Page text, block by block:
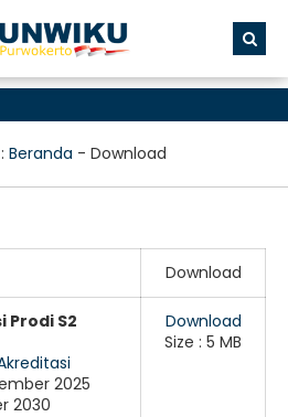
Beranda - Download
Download
S2
2025
2030
Download
Size : 5 MB